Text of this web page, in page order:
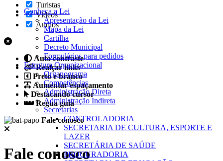
Turistas
Videos
Áudios
Auto contraste
Realçar links
Preto e branco
Aumentar espaçamento
Destacando cursor
Regua guia
Fale conosco
Fale conosco
Conheça a Lei
Apresentação da Lei
Mapa da Lei
Cartilha
Decreto Municipal
Formulários para pedidos
Estrutura Organizacional
Organograma
Competências
Administração Direta
Administração Indireta
Secretarias
CONTROLADORIA
SECRETARIA DE CULTURA, ESPORTE E
LAZER
SECRETÁRIA DE SAÚDE
PROCURADORIA